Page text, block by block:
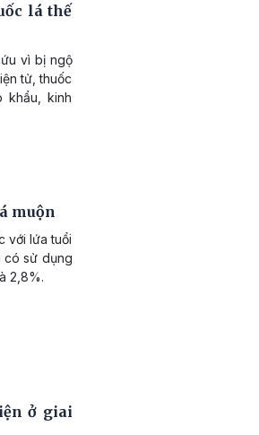
lá thế
vì bị ngộ
tử, thuốc
khẩu, kinh
muộn
với lứa tuổi
có sử dụng
2,8%.
ở giai